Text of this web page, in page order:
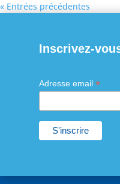
« Entrées précédentes
Inscrivez-
Adresse email *